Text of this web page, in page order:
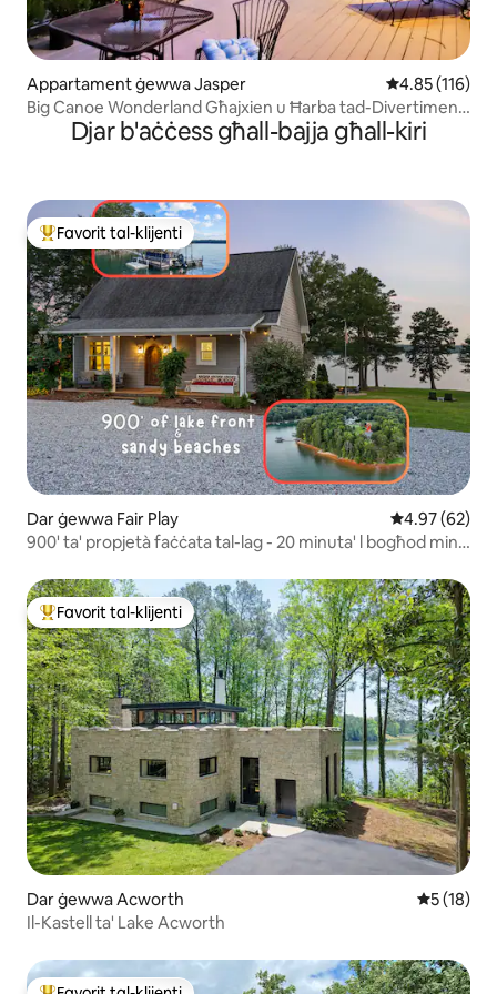
Appartament ġewwa Jasper Rating medju
4.85 (116)
Big Canoe Wonderland Għajxien u Ħarba tad-Divertiment
tal-E-Z!Djar b'aċċess għall-bajja għall-kiri
Wieħed mill-aqwa favoriti tal-klijenti
Favorit tal-klijenti
Dar ġewwa Fair Play Rating medju
4.97 (62)
900' ta' propjetà faċċata tal-lag - 20 minuta' l bogħod minn
Wieħed mill-aqwa favoriti tal-klijenti
Favorit tal-klijenti
Dar ġewwa Acworth Rating
5 (18)
Il-Kastell ta' Lake Acworth